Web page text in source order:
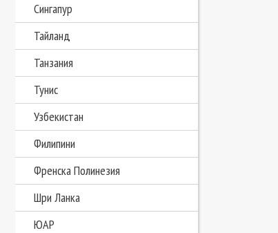
Сингапур
Тайланд
Танзания
Тунис
Узбекистан
Филипини
Френска Полинезия
Шри Ланка
ЮАР